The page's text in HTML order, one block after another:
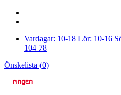
Vardagar: 10-18 Lör: 10-16
104 78
Önskelista (0)